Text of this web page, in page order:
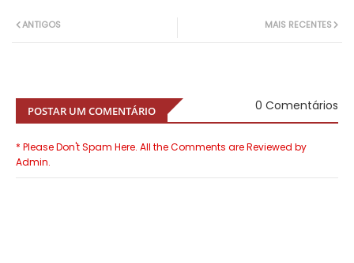
MAIS RECENTES
ANTIGOS
POSTAR UM COMENTÁRIO 0 Comentários
* Please Don't Spam Here. All the Comments are Reviewed by
Admin.